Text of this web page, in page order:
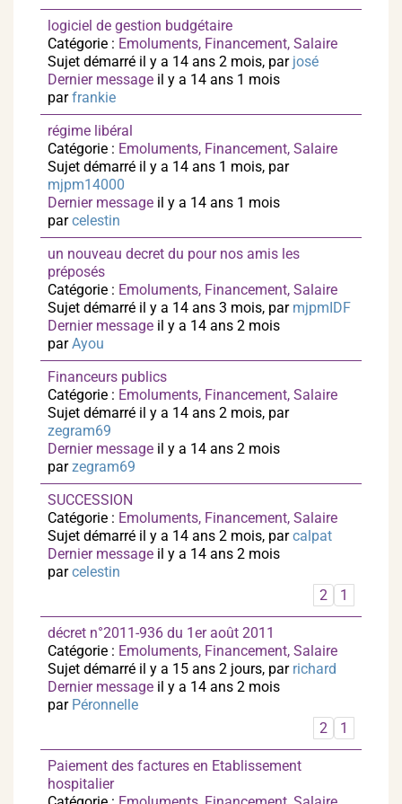
logiciel de gestion budgétaire
Catégorie : Emoluments, Financement, Salaire
Sujet démarré il y a 14 ans 2 mois, par josé
Dernier message il y a 14 ans 1 mois
parfrankie
régime libéral
Catégorie : Emoluments, Financement, Salaire
Sujet démarré il y a 14 ans 1 mois, par
mjpm14000
Dernier message il y a 14 ans 1 mois
parcelestin
un nouveau decret du pour nos amis les
préposés
Catégorie : Emoluments, Financement, Salaire
Sujet démarré il y a 14 ans 3 mois, par mjpmIDF
Dernier message il y a 14 ans 2 mois
parAyou
Financeurs publics
Catégorie : Emoluments, Financement, Salaire
Sujet démarré il y a 14 ans 2 mois, par
zegram69
Dernier message il y a 14 ans 2 mois
parzegram69
SUCCESSION
Catégorie : Emoluments, Financement, Salaire
Sujet démarré il y a 14 ans 2 mois, parcalpat
Dernier message il y a 14 ans 2 mois
parcelestin
1
2
décret n°2011-936 du 1er août 2011
Catégorie : Emoluments, Financement, Salaire
Sujet démarré il y a 15 ans 2 jours, par richard
Dernier message il y a 14 ans 2 mois
par Péronnelle
1
2
Paiement des factures en Etablissement
hospitalier